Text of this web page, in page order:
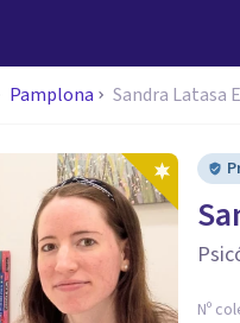
Pamplona Sandra Latasa
Nº